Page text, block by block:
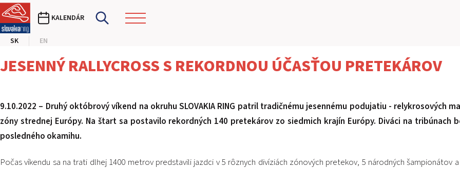
KALENDÁR
SK EN
JESENNÝ RALLYCROSS S REKORDNOU ÚČASŤOU PRETEKÁROV
9.10.2022 – Druhý októbrový víkend na okruhu SLOVAKIA RING patril tradičnému jesennému podujatiu - relykrosových
zóny strednej Európy. Na štart sa postavilo rekordných 140 pretekárov zo siedmich krajín Európy. Diváci na tribúnach
posledného okamihu.
Počas víkendu sa na trati dlhej 1400 metrov predstavili jazdci v 5 rôznych divíziách zónových pretekov, 5 národných šampionátov